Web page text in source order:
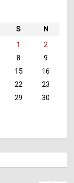
S
N
1
2
8
9
15
16
22
23
29
30